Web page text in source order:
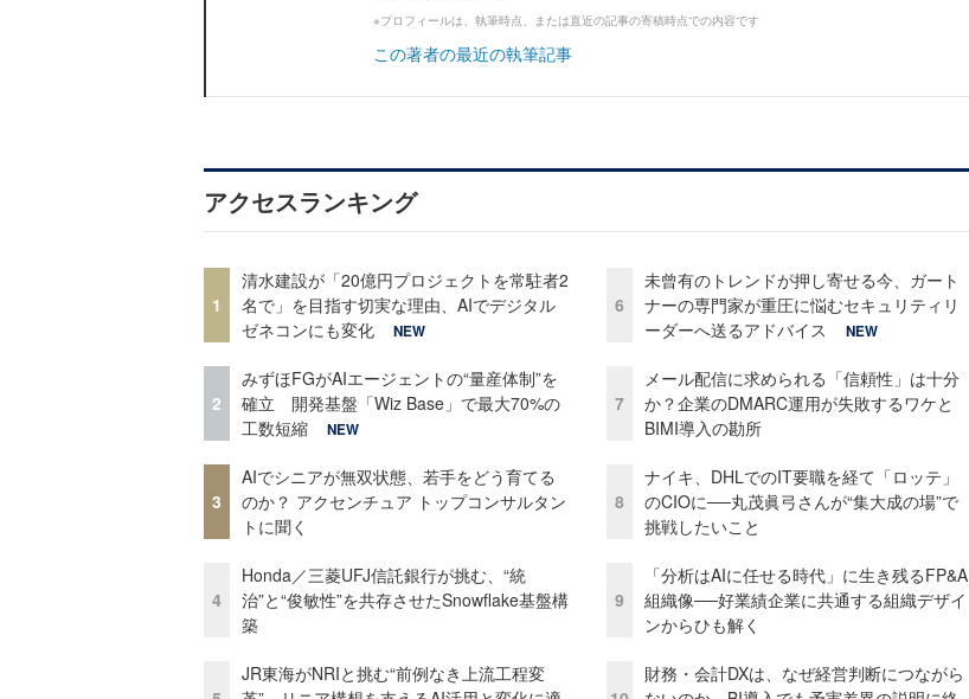
※プロフィールは、執筆時点、または直近の記事の寄稿時点での内容です
この著者の最近の執筆記事
アクセスランキング
1
清水建設が「20億円プロジェクトを常駐者2
名で」を目指す切実な理由、AIでデジタル
ゼネコンにも変化
NEW
2
みずほFGがAIエージェントの“量産体制”を
確立 開発基盤「Wiz Base」で最大70%の
工数短縮
NEW
3
AIでシニアが無双状態、若手をどう育てる
のか？ アクセンチュア トップコンサルタン
トに聞く
4
Honda／三菱UFJ信託銀行が挑む、“統
治”と“俊敏性”を共存させたSnowflake基盤構
築
JR東海がNRIと挑む“前例なき上流工程変
6
未曾有のトレンドが押し寄せる今、ガート
ナーの専門家が重圧に悩むセキュリティリ
ーダーへ送るアドバイス
NEW
7
メール配信に求められる「信頼性」は十分
か？企業のDMARC運用が失敗するワケと
BIMI導入の勘所
8
ナイキ、DHLでのIT要職を経て「ロッテ」
のCIOに──丸茂眞弓さんが“集大成の場”で
挑戦したいこと
9
「分析はAIに任せる時代」に生き残るFP&A
組織像──好業績企業に共通する組織デザイ
ンからひも解く
財務・会計DXは、なぜ経営判断につながら